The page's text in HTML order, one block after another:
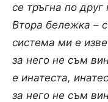
се тръгна по
Втора бележка –
система ми е
за него не съм
е инатеста,
за него не съм